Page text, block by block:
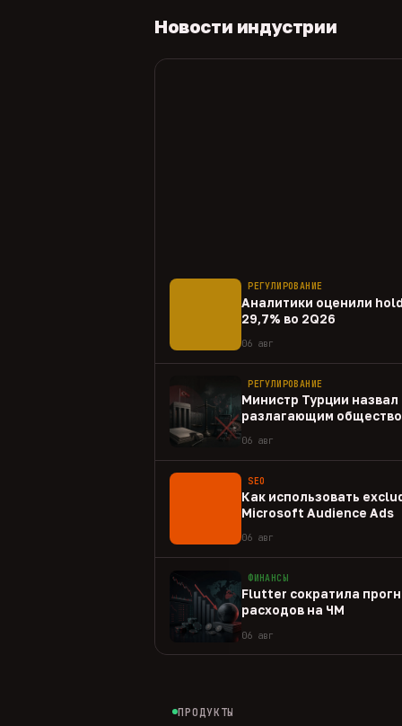
Новости индустрии
РЕГУЛИРОВАНИЕ
Аналитики оценили
29,7% во 2Q26
06 авг
РЕГУЛИРОВАНИЕ
Министр Турции
разлагающим общество
06 авг
SEO
Как использовать
Microsoft Audience Ads
06 авг
ФИНАНСЫ
Flutter сократила
расходов на ЧМ
06 авг
ПРОДУКТЫ